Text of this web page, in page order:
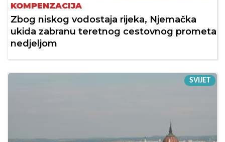
KOMPENZACIJA
Zbog niskog vodostaja rijeka, Njemačka
ukida zabranu teretnog cestovnog prometa
nedjeljom
SVIJET